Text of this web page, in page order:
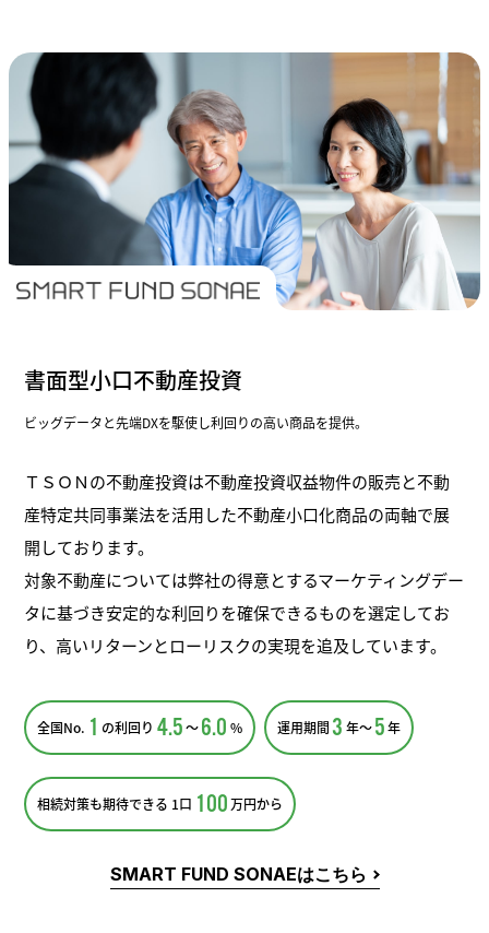
書面型小口不動産投資
ビッグデータと先端DXを駆使し利回りの高い商品を提供。
ＴＳＯＮの不動産投資は不動産投資収益物件の販売と不動
産特定共同事業法を活用した不動産小口化商品の両軸で展
開しております。
対象不動産については弊社の得意とするマーケティングデー
タに基づき安定的な利回りを確保できるものを選定してお
り、高いリターンとローリスクの実現を追及しています。
全国No. 1 の利回り 4.5〜6.0 % 運用期間3 年〜 5年
相続対策も期待できる 1口 100万円から
SMART FUND SONAEはこちら